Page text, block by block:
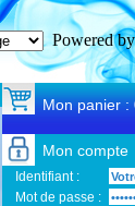
Powered
Mon panier :
Mon compte
Identifiant :
Mot de passe :